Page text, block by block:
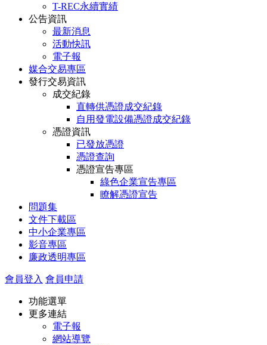
T-REC永續實績
公告資訊
最新消息
活動快訊
電子報
媒合交易專區
發行交易資訊
成交紀錄
直轉供憑證成交紀錄
自用發電設備憑證成交紀錄
憑證資訊
已發放憑證
憑證查詢
憑證宣告專區
綠色企業宣告專區
瞭解憑證宣告
問題集
文件下載區
中小企業專區
影音專區
廉政透明專區
會員登入 會員申請
功能選單
更多連結
電子報
網站導覽